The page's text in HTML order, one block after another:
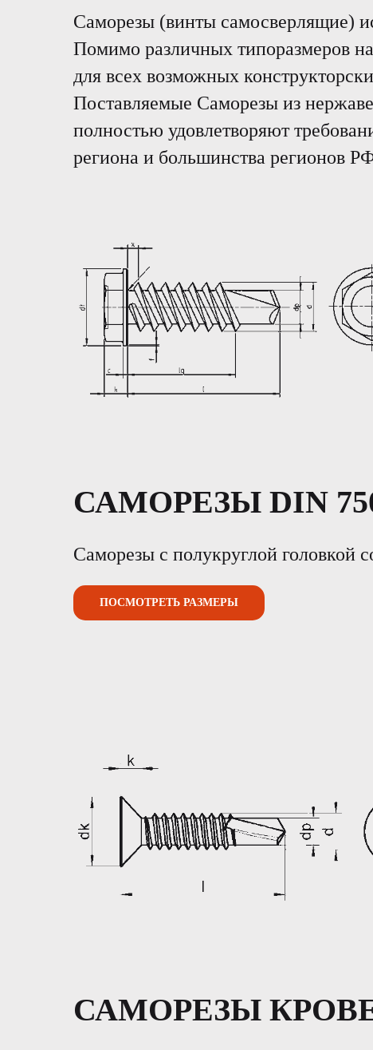
Саморезы (винты самосверлящие)
Помимо различных типоразмеров
для всех возможных
Поставляемые Саморезы из
полностью удовлетворяют
региона и большинства регионов
САМОРЕЗЫ DIN
Саморезы с полукруглой головкой
ПОСМОТРЕТЬ РАЗМЕРЫ
САМОРЕЗЫ